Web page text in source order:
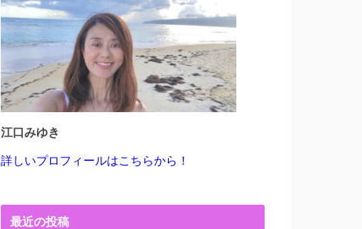
江口みゆき
詳しいプロフィールはこちらから！
最近の投稿